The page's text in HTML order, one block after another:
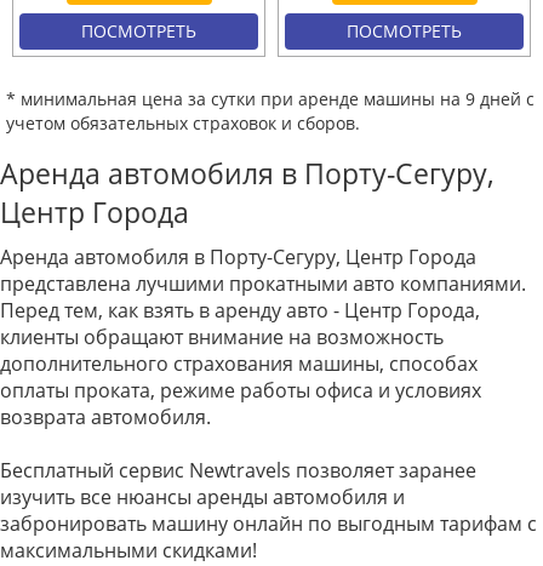
ПОСМОТРЕТЬ ПОСМОТРЕТЬ
* минимальная цена за сутки при аренде машины на 9 дней с
учетом обязательных страховок и сборов.
Аренда автомобиля в Порту-Сегуру,
Центр Города
Аренда автомобиля в Порту-Сегуру, Центр Города
представлена лучшими прокатными авто компаниями.
Перед тем, как взять в аренду авто - Центр Города,
клиенты обращают внимание на возможность
дополнительного страхования машины, способах
оплаты проката, режиме работы офиса и условиях
возврата автомобиля.
Бесплатный сервис Newtravels позволяет заранее
изучить все нюансы аренды автомобиля и
забронировать машину онлайн по выгодным тарифам с
максимальными скидками!